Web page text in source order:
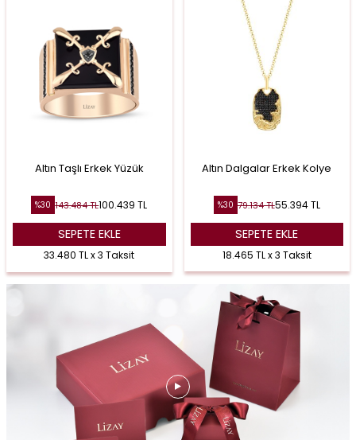
Altın Taşlı Erkek Yüzük
%30 143.484TL100.439 TL
SEPETE EKLE
33.480 TL x 3 Taksit
Altın Dalgalar Erkek Kolye
%30 79.134TL55.394TL
SEPETE EKLE
18.465 TL x 3 Taksit